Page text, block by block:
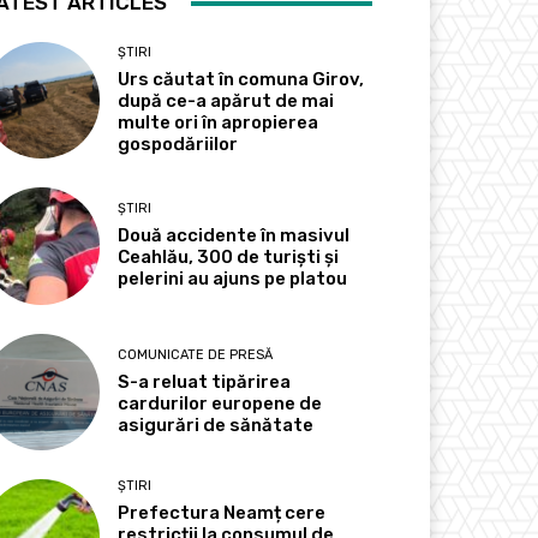
ȘTIRI
Urs căutat în comuna Girov,
după ce-a apărut de mai
multe ori în apropierea
gospodăriilor
ȘTIRI
Două accidente în masivul
Ceahlău, 300 de turiști și
pelerini au ajuns pe platou
COMUNICATE DE PRESĂ
S-a reluat tipărirea
cardurilor europene de
asigurări de sănătate
ȘTIRI
Prefectura Neamț cere